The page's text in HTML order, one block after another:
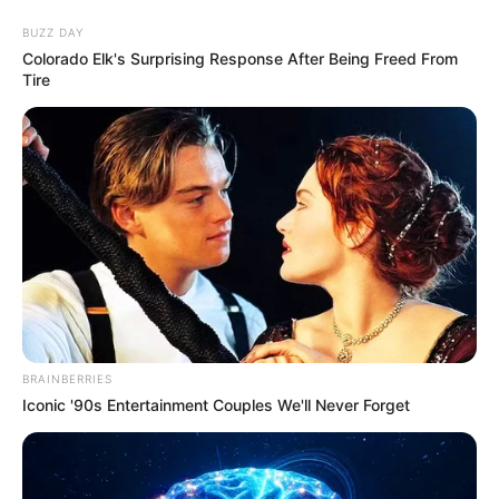
HOME
Acs e ACE > Moto > Notícia >
Agentes de Saúde (ACS e
ACE) recebem motocicletas e ampliam atendimento à população,
BUZZ DAY
Colorado Elk's Surprising Response After Being Freed From
Tire
BRAINBERRIES
Iconic '90s Entertainment Couples We'll Never Forget